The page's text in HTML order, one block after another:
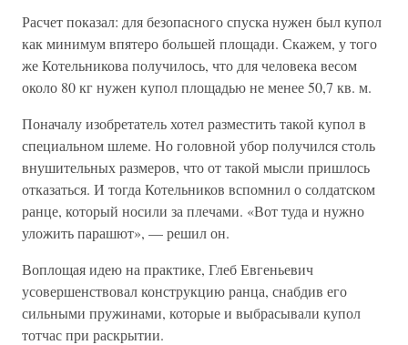
Расчет показал: для безопасного спуска нужен был купол
как минимум впятеро большей площади. Скажем, у того
же Котельникова получилось, что для человека весом
около 80 кг нужен купол площадью не менее 50,7 кв. м.
Поначалу изобретатель хотел разместить такой купол в
специальном шлеме. Но головной убор получился столь
внушительных размеров, что от такой мысли пришлось
отказаться. И тогда Котельников вспомнил о солдатском
ранце, который носили за плечами. «Вот туда и нужно
уложить парашют», — решил он.
Воплощая идею на практике, Глеб Евгеньевич
усовершенствовал конструкцию ранца, снабдив его
сильными пружинами, которые и выбрасывали купол
тотчас при раскрытии.